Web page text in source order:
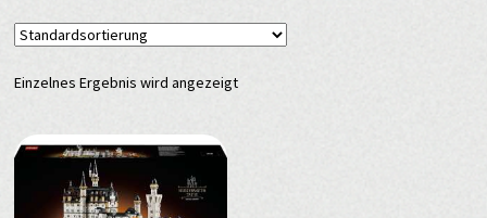
Einzelnes Ergebnis wird angezeigt